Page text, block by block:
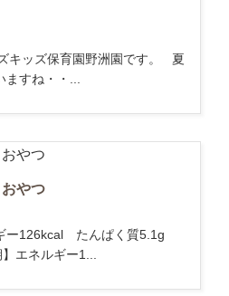
キッズ保育園野洲園です。 夏
すね・・...
やつ
ー126kcal たんぱく質5.1g
エネルギー1...